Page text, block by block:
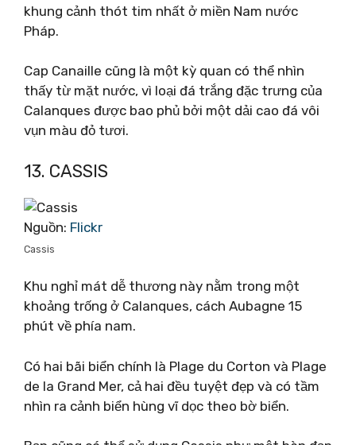
khung cảnh thót tim nhất ở miền Nam nước
Pháp.
Cap Canaille cũng là một kỳ quan có thể nhìn
thấy từ mặt nước, vì loại đá trắng đặc trưng của
Calanques được bao phủ bởi một dải cao đá vôi
vụn màu đỏ tươi.
13. CASSIS
Nguồn: Flickr
Cassis
Khu nghỉ mát dễ thương này nằm trong một
khoảng trống ở Calanques, cách Aubagne 15
phút về phía nam.
Có hai bãi biển chính là Plage du Corton và Plage
de la Grand Mer, cả hai đều tuyệt đẹp và có tầm
nhìn ra cảnh biển hùng vĩ dọc theo bờ biển.